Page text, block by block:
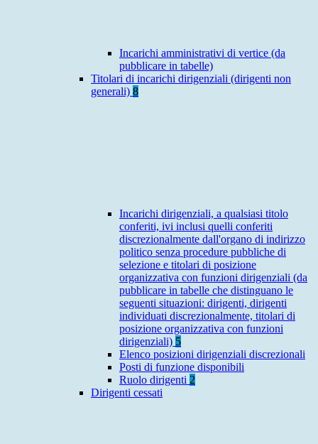
Incarichi amministrativi di vertice (da
pubblicare in tabelle)
Titolari di incarichi dirigenziali (dirigenti non
generali) 8
Incarichi dirigenziali, a qualsiasi titolo
conferiti, ivi inclusi quelli conferiti
discrezionalmente dall'organo di indirizzo
politico senza procedure pubbliche di
selezione e titolari di posizione
organizzativa con funzioni dirigenziali (da
pubblicare in tabelle che distinguano le
seguenti situazioni: dirigenti, dirigenti
individuati discrezionalmente, titolari di
posizione organizzativa con funzioni
dirigenziali) 5
Elenco posizioni dirigenziali discrezionali
Posti di funzione disponibili
Ruolo dirigenti 2
Dirigenti cessati